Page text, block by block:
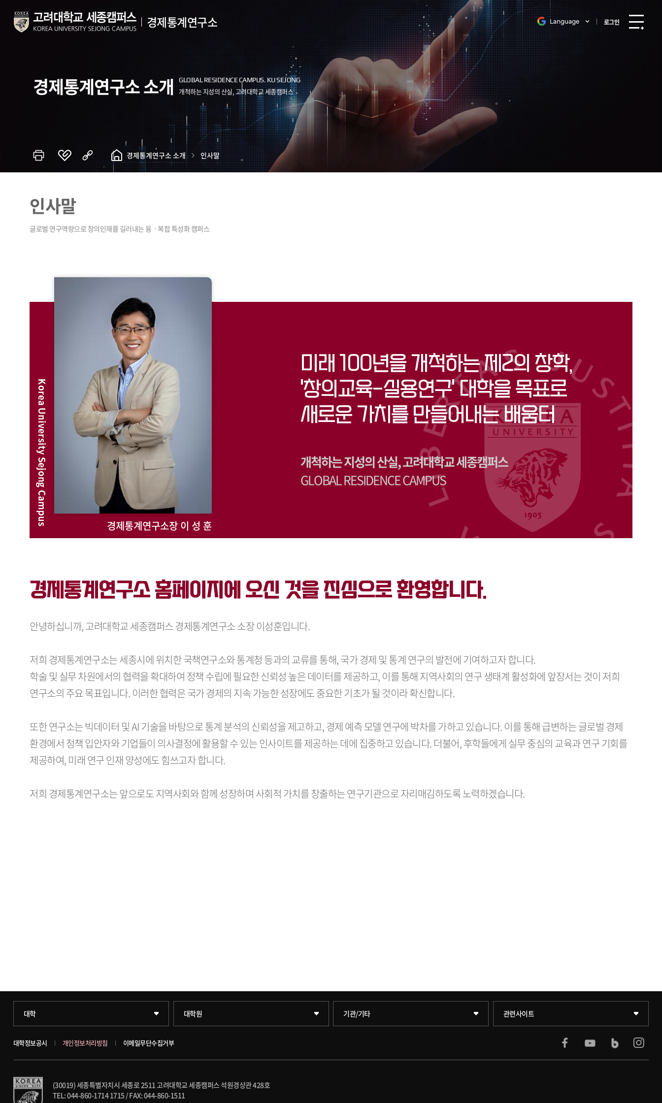
경제통계연구소 Language 로그인
경제통계연구소 소개
경제통계연구소 소개 인사말
인사말
경제통계연구소장 이 성 훈
미래 100년을 개척하는 제2의 창학,
'창의교육-실용연구' 대학을 목표로
새로운 가치를 만들어내는 배움터
개척하는 지성의 산실, 고려대학교 세종캠퍼스
GLOBAL RESIDENCE CAMPUS
경제통계연구소 홈페이지에 오신 것을 진심으로 환영합니다.
안녕하십니까, 고려대학교 세종캠퍼스 경제통계연구소 소장 이성훈입니다.
저희 경제통계연구소는 세종시에 위치한 국책연구소와 통계청 등과의 교류를 통해, 국가 경제 및 통계 연구의 발전에 기여하고자 합니다.
학술 및 실무 차원에서의 협력을 확대하여 정책 수립에 필요한 신뢰성 높은 데이터를 제공하고, 이를 통해 지역사회의 연구 생태계 활성화에 앞장서는 것이 저희
연구소의 주요 목표입니다. 이러한 협력은 국가 경제의 지속 가능한 성장에도 중요한 기초가 될 것이라 확신합니다.
또한 연구소는 빅데이터 및 AI 기술을 바탕으로 통계 분석의 신뢰성을 제고하고, 경제 예측 모델 연구에 박차를 가하고 있습니다. 이를 통해 급변하는 글로벌 경제
환경에서 정책 입안자와 기업들이 의사결정에 활용할 수 있는 인사이트를 제공하는 데에 집중하고 있습니다. 더불어, 후학들에게 실무 중심의 교육과 연구 기회를
제공하여, 미래 연구 인재 양성에도 힘쓰고자 합니다.
저희 경제통계연구소는 앞으로도 지역사회와 함께 성장하며 사회적 가치를 창출하는 연구기관으로 자리매김하도록 노력하겠습니다.
대학
과학기술대학
글로벌비즈니스대학
공공정책대학
대학원
일반대학원
창업경영대학원
행정전문대학원
기관/기타
학술정보원(도서관)
호연학사
관련사이트
KUPID
블랙보드
대학정보공시 개인정보처리방침 이메일무단수집거부
(30019) 세종특별자치시 세종로 2511 고려대학교 세종캠퍼스 석원경상관 428호
TEL: 044-860-1714 1715 /FAX: 044-860-1511